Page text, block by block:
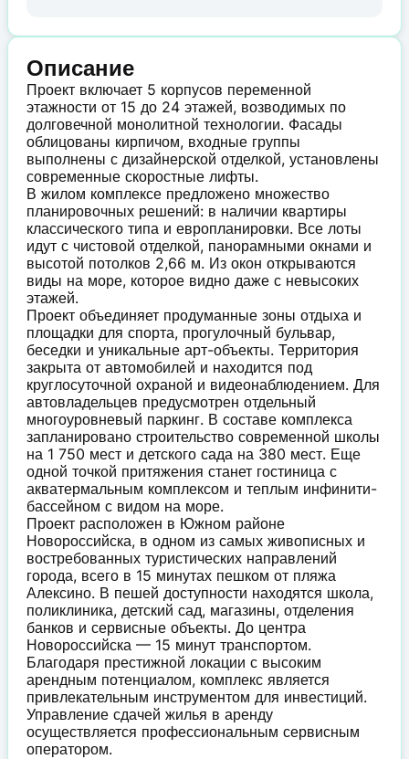
Описание
Проект включает 5 корпусов переменной
этажности от 15 до 24 этажей, возводимых по
долговечной монолитной технологии. Фасады
облицованы кирпичом, входные группы
выполнены с дизайнерской отделкой, установлены
современные скоростные лифты.
В жилом комплексе предложено множество
планировочных решений: в наличии квартиры
классического типа и европланировки. Все лоты
идут с чистовой отделкой, панорамными окнами и
высотой потолков 2,66 м. Из окон открываются
виды на море, которое видно даже с невысоких
этажей.
Проект объединяет продуманные зоны отдыха и
площадки для спорта, прогулочный бульвар,
беседки и уникальные арт-объекты. Территория
закрыта от автомобилей и находится под
круглосуточной охраной и видеонаблюдением. Для
автовладельцев предусмотрен отдельный
многоуровневый паркинг. В составе комплекса
запланировано строительство современной школы
на 1 750 мест и детского сада на 380 мест. Еще
одной точкой притяжения станет гостиница с
акватермальным комплексом и теплым инфинити-
бассейном с видом на море.
Проект расположен в Южном районе
Новороссийска, в одном из самых живописных и
востребованных туристических направлений
города, всего в 15 минутах пешком от пляжа
Алексино. В пешей доступности находятся школа,
поликлиника, детский сад, магазины, отделения
банков и сервисные объекты. До центра
Новороссийска — 15 минут транспортом.
Благодаря престижной локации с высоким
арендным потенциалом, комплекс является
привлекательным инструментом для инвестиций.
Управление сдачей жилья в аренду
осуществляется профессиональным сервисным
оператором.